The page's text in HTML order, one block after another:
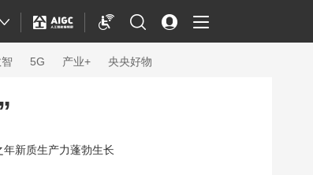
5G 产业+ 央央好物
年新质生产力蓬勃生长